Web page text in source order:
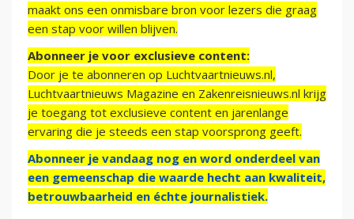
maakt ons een onmisbare bron voor lezers die graag
een stap voor willen blijven.
Abonneer je voor exclusieve content:
Door je te abonneren op Luchtvaartnieuws.nl,
Luchtvaartnieuws Magazine en Zakenreisnieuws.nl krijg
je toegang tot exclusieve content en jarenlange
ervaring die je steeds een stap voorsprong geeft.
Abonneer je vandaag nog en word onderdeel van
een gemeenschap die waarde hecht aan kwaliteit,
betrouwbaarheid en échte journalistiek.